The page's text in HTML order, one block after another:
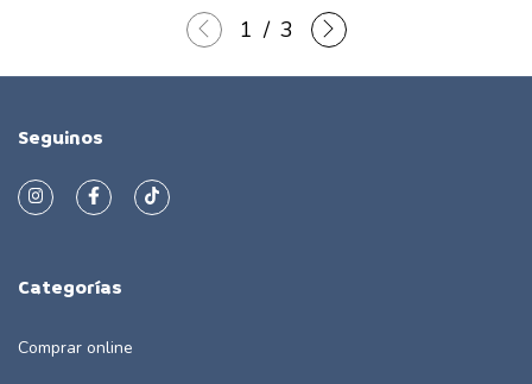
1 / 3
Seguinos
Categorías
Comprar online